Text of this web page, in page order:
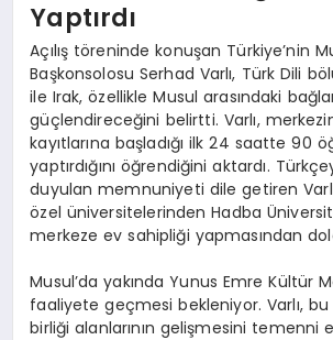
Yaptırdı
Açılış töreninde konuşan Türkiye’nin
Başkonsolosu Serhad Varlı, Türk Dili
ile Irak, özellikle Musul arasındaki
güçlendireceğini belirtti. Varlı,
kayıtlarına başladığı ilk 24 saatte 90
yaptırdığını öğrendiğini aktardı.
duyulan memnuniyeti dile getiren
özel üniversitelerinden Hadba
merkeze ev sahipliği yapmasından
Musul’da yakında Yunus Emre Kültür
faaliyete geçmesi bekleniyor. Varlı,
birliği alanlarının gelişmesini